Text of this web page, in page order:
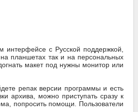
с Русской поддержкой,
планшетах так и на персональных
макет под нужны монитор или
репак версии программы и есть
архива, можно приступать сразу к
попросить помощи. Пользователи